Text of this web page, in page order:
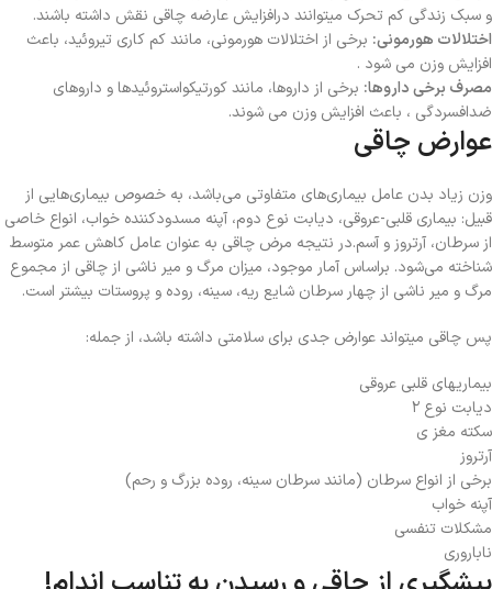
و سبک زندگی کم تحرک میتوانند درافزایش عارضه چاقی نقش داشته باشند.
اختلالات هورمونی: برخی از اختلالات هورمونی، مانند کم کاری تیروئید، باعث
افزایش وزن می شود .
مصرف برخی داروها: برخی از داروها، مانند کورتیکواستروئیدها و داروهای
ضدافسردگی ، باعث افزایش وزن می شوند.
عوارض چاقی
وزن زیاد بدن عامل بیماری‌های متفاوتی می‌باشد، به خصوص بیماری‌هایی از
قبیل: بیماری قلبی-عروقی، دیابت نوع دوم، آپنه مسدودکننده خواب، انواع خاصی
از سرطان، آرتروز و آسم.در نتیجه مرض چاقی به عنوان عامل کاهش عمر متوسط
شناخته می‌شود. براساس آمار موجود، میزان مرگ و میر ناشی از چاقی از مجموع
مرگ و میر ناشی از چهار سرطان شایع ریه، سینه، روده و پروستات بیشتر است.
پس چاقی میتواند عوارض جدی برای سلامتی داشته باشد، از جمله:
بیماریهای قلبی عروقی
دیابت نوع ۲
سکته مغز ی
آرتروز
برخی از انواع سرطان (مانند سرطان سینه، روده بزرگ و رحم)
آپنه خواب
مشکلات تنفسی
ناباروری